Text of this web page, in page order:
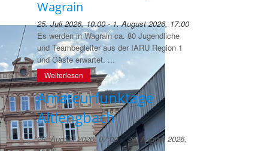
Wagrain
25. Juli 2026, 10:00 - 1. August 2026, 17:00
Es werden in Wagrain ca. 80 Jugendliche
und Teambegleiter aus der IARU Region 1
und Gäste erwartet. ...
Weiterlesen
Amateurfunktage
Altlengbach
28. August 2026, 07:00 - 30. August 2026,